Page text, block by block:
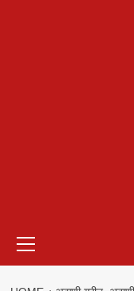
Menu